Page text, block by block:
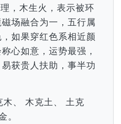
，木生火，表示被环
场融合为一，五行属
如果穿红色系相近颜
心如意，运势最强，
获贵人扶助，事半功
木、 木克土、 土克
。